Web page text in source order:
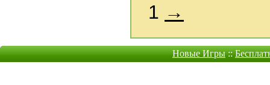
1 →
Новые Игры::